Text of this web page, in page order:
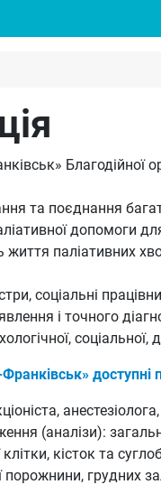
та поєднання
паліативних
соціальні
і точного
доступні
(аналізи):
кісток та
грудних